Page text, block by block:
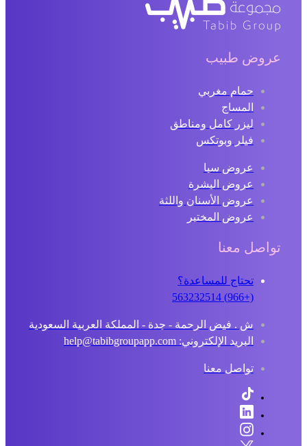
عروض طبيب
حمام مغربي
المساج
ليزر كامل ومناطق
فيلر وبوتكس
عروض سبا
عروض البشرة
عروض الأسنان واللثة
عروض المختبر
تواصل معنا
تحتاج للمساعدة؟
ش . فيض الرحمة - جدة - المملكة العربية السعودية
البريد الإلكتروني: help@tabibgroupapp.com
تواصل معنا